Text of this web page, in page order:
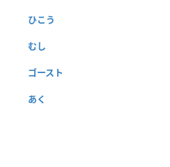
ひこう
むし
ゴースト
あく